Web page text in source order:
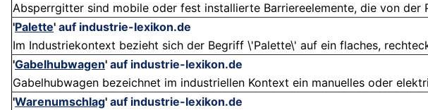
Absperrgitter sind mobile oder fest installierte Barriereelemente, die von der
'Palette' auf industrie-lexikon.de
Im Industriekontext bezieht sich der Begriff \'Palette\' auf ein flaches,
'Gabelhubwagen' auf industrie-lexikon.de
Gabelhubwagen bezeichnet im industriellen Kontext ein manuelles oder
'Warenumschlag' auf industrie-lexikon.de